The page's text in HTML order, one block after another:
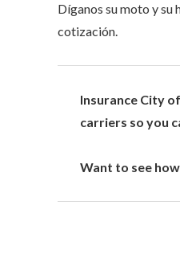
Díganos su moto y su
cotización.
Insurance City
carriers so you
Want to see